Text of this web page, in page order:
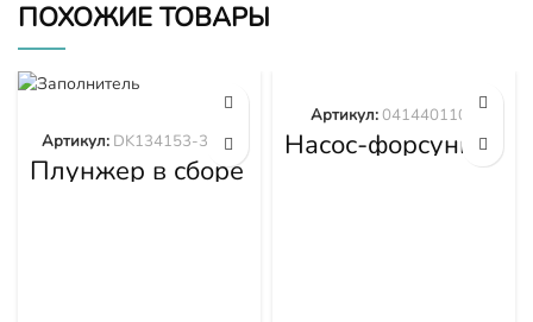
ПОХОЖИЕ ТОВАРЫ
Плунжер в сборе
DK134153-3520
Артикул: DK134153-3520 Насос-форсунка
0414401105
Артикул:0414401105